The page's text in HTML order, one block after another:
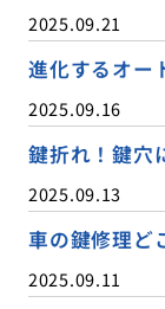
2025.09.21
進化するオー
2025.09.16
鍵折れ！鍵穴
2025.09.13
車の鍵修理ど
2025.09.11